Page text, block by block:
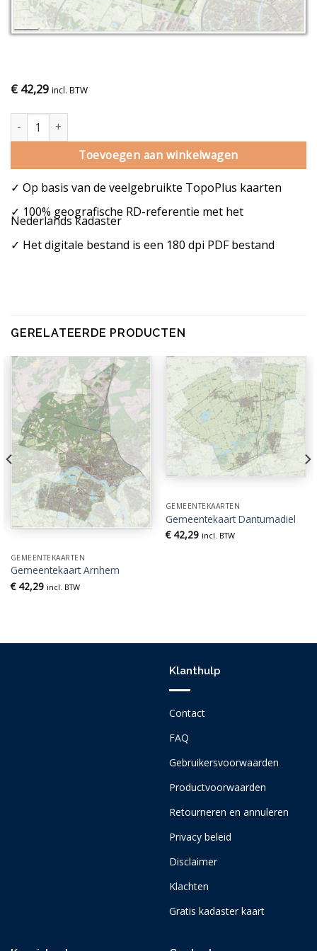
€ 42,29 incl. BTW
Gemeentekaart Beuningen aantal
Toevoegen aan winkelwagen
✓ Op basis van de veelgebruikte TopoPlus kaarten
✓ 100% geografische RD-referentie met het
Nederlands kadaster
✓ Het digitale bestand is een 180 dpi PDF bestand
GERELATEERDE PRODUCTEN
GEMEENTEKAARTEN
Gemeentekaart Arnhem
€42,29 incl. BTW
GEMEENTEKAARTEN
Gemeentekaart Dantumadiel
€42,29 incl. BTW
Klanthulp
Contact
FAQ
Gebruikersvoorwaarden
Productvoorwaarden
Retourneren en annuleren
Privacy beleid
Disclaimer
Klachten
Gratis kadaster kaart